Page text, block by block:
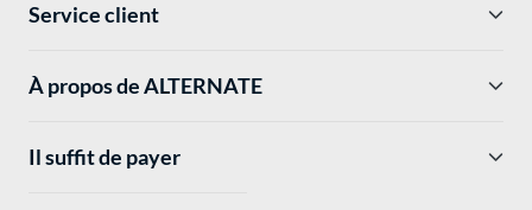
Service client
À propos de ALTERNATE
Il suffit de payer